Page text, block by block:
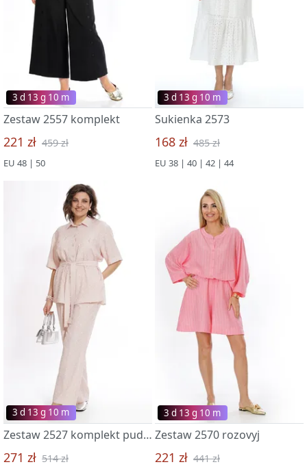
3 d 13 g 09 m
Zestaw 2557 komplekt
221 zł 459 zł
EU 48 | 50
3 d 13 g 09 m
Sukienka 2573
168 zł 485 zł
EU 38 | 40 | 42 | 44
3 d 13 g 09 m
Zestaw 2527 komplekt pudra
271 zł 514 zł
3 d 13 g 09 m
Zestaw 2570 rozovyj
221 zł 441 zł